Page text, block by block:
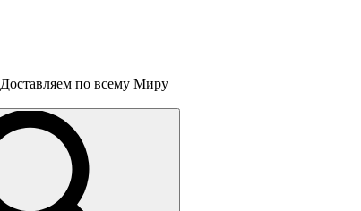
Доставляем по всему Миру